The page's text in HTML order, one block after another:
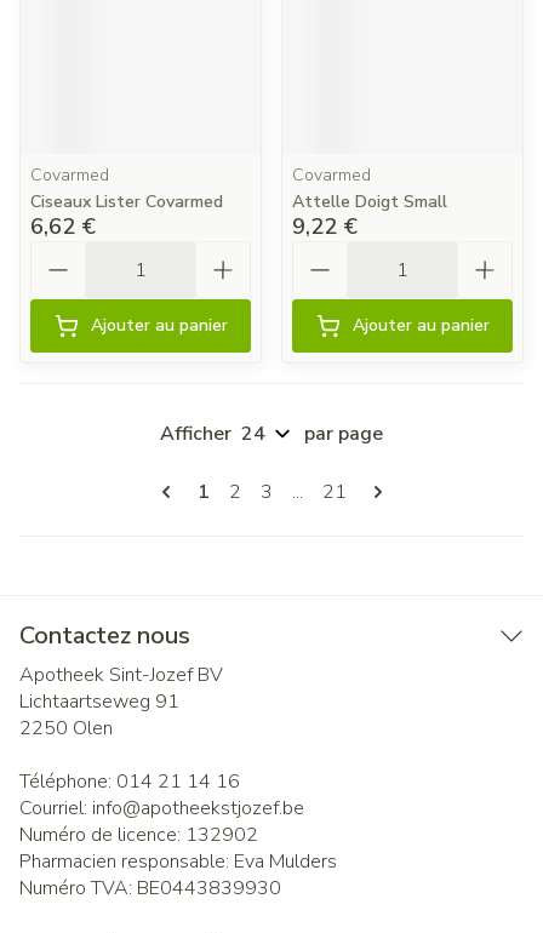
Covarmed
Ciseaux Lister Covarmed
6,62 €
Ajouter au panier
Covarmed
Attelle Doigt Small
9,22 €
Ajouter au panier
Pages
Vous lisez actuellement la page
1 Page
2 Page
3 ... Page
21
Afficher par page
Contactez nous
Apotheek Sint-Jozef BV
Lichtaartseweg 91
2250 Olen
Téléphone: 014 21 14 16
Courriel: info@apotheekstjozef.be
Numéro de licence: 132902
Pharmacien responsable: Eva Mulders
Numéro TVA: BE0443839930